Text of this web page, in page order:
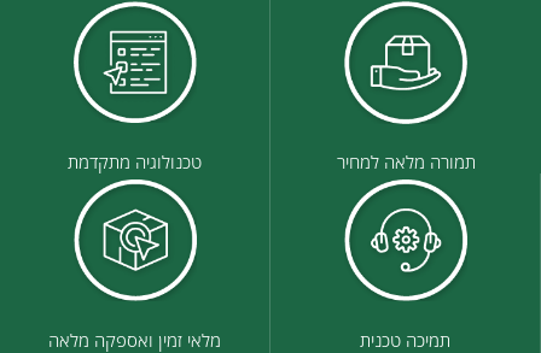
תמורה מלאה למחיר טכנולוגיה מתקדמת
תמיכה טכנית מלאי זמין ואספקה מלאה